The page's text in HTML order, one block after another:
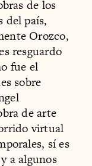
de los
del país,
Orozco,
resguardo
fue el
sobre
de arte
virtual
sí es
a algunos